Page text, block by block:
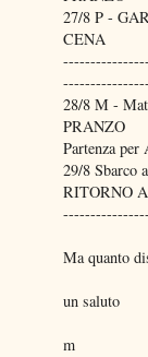
27/8 P -
CENA
28/8 M -
PRANZO
Partenza per
29/8 Sbarco
RITORNO
Ma quanto
un saluto
m